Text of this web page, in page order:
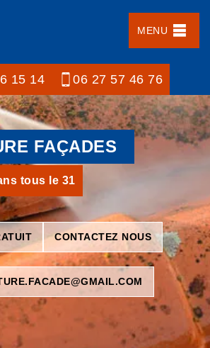
MENU
15 14 06 27 57 46 76
FAÇADES
tous le 31
CONTACTEZ NOUS